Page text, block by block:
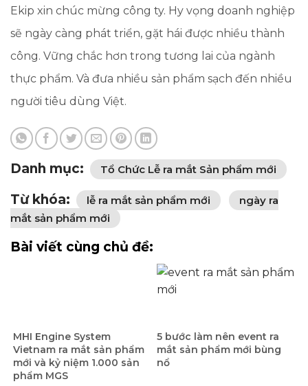
Ekip xin chúc mừng công ty. Hy vọng doanh nghiệp
sẽ ngày càng phát triển, gặt hái được nhiều thành
công. Vững chắc hơn trong tương lai của ngành
thực phẩm. Và đưa nhiều sản phẩm sạch đến nhiều
người tiêu dùng Việt.
Danh mục: Tổ Chức Lễ ra mắt Sản phẩm mới
Từ khóa: lễ ra mắt sản phẩm mới
ngày ra
mắt sản phẩm mới
Bài viết cùng chủ đề:
MHI Engine System
Vietnam ra mắt sản phẩm
mới và kỷ niệm 1.000 sản
phẩm MGS
5 bước làm nên event ra
mắt sản phẩm mới bùng
nổ